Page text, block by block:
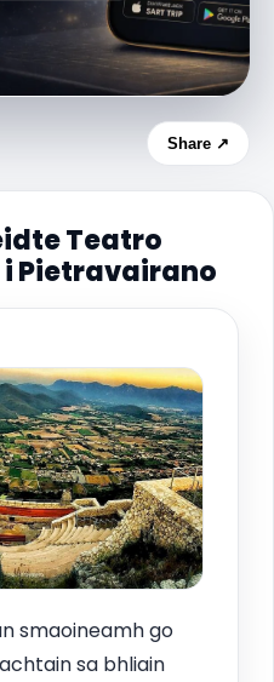
Share ↗
Teatro
i Pietravairano
smaoineamh go
sa bhliain